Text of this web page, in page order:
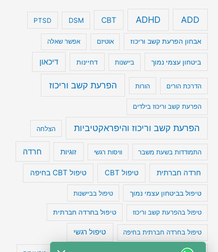
ADD
ADHD
CBT
DSM
PTSD
אבחון הפרעת קשב וריכוז אוטיזם אפשר שאלה
ביטחון עצמי נמוך ביישנות דחיינות דיכאון
הדרכת הורים הורות הפרעת קשב וריכוז
הפרעת קשב וריכוז בילדים
הפרעת קשב וריכוז והיפראקטיביות הצלחה
התמודדות בשעת משבר וויסות רגשי זוגיות חרדה
חרדה חברתית טיפול CBT טיפול CBT בחיפה
טיפול בביטחון עצמי נמוך טיפול בביישנות
טיפול בהפרעת קשב וריכוז טיפול בחרדה חברתית
טיפול בחרדה חברתית בחיפה טיפול רגשי